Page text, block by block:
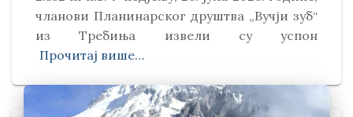
чланови Планинарског друштва „Вучји зуб“
из Требиња извели су успон
Прочитај више…